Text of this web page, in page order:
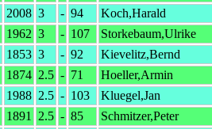
2008 3 - 94 Koch,Harald
1962 3 - 107 Storkebaum,Ulrike
1853 3 - 92 Kievelitz,Bernd
1874 2.5 - 71 Hoeller,Armin
1988 2.5 - 103 Kluegel,Jan
1891 2.5 - 85 Schmitzer,Peter